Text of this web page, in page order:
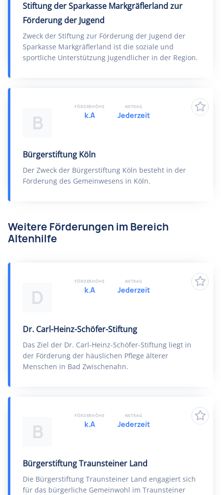
Stiftung der Sparkasse Markgräflerland zur
Förderung der Jugend
Zweck der Stiftung zur Förderung der Jugend der
Sparkasse Markgräflerland ist die soziale und
sportliche Unterstützung Jugendlicher in der Region.
B
Bürgerstiftung Köln
Der Zweck der Bürgerstiftung Köln besteht in der
Förderung des Gemeinwesens in Köln.
FÖRDERHÖHE
k.A
ANTRAG
Jederzeit
Weitere Förderungen im Bereich
Altenhilfe
D
Dr. Carl-Heinz-Schöfer-Stiftung
Das Ziel der Dr. Carl-Heinz-Schöfer-Stiftung liegt in
der Förderung der häuslichen Pflege älterer
Menschen in Bad Zwischenahn.
FÖRDERHÖHE
k.A
ANTRAG
Jederzeit
B
Bürgerstiftung Traunsteiner Land
Die Bürgerstiftung Traunsteiner Land engagiert sich
für das bürgerliche Gemeinwohl im Traunsteiner
FÖRDERHÖHE
k.A
ANTRAG
Jederzeit